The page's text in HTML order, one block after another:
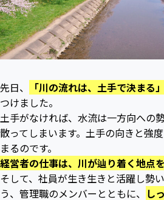
先日、 「川の流れは、土手で決まる」
つけました。
土手がなければ、水流は一方向への
散ってしまいます。土手の向きと強
まるのです。
経営者の仕事は、川が辿り着く地点
そして、社員が生き生きと活躍し勢
う、管理職のメンバーとともに、 し